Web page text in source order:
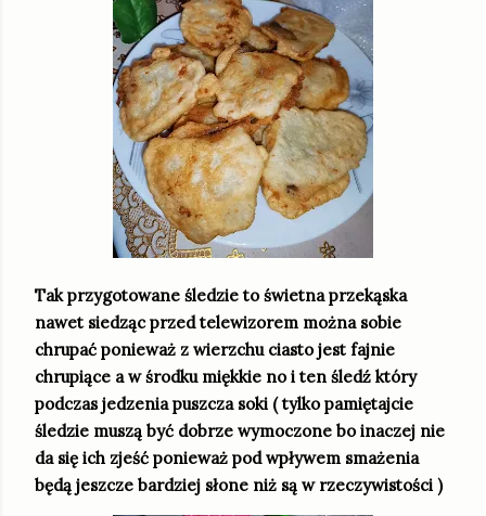
Tak przygotowane śledzie to świetna przekąska
nawet siedząc przed telewizorem można sobie
chrupać ponieważ z wierzchu ciasto jest fajnie
chrupiące a w środku miękkie no i ten śledź który
podczas jedzenia puszcza soki ( tylko pamiętajcie
śledzie muszą być dobrze wymoczone bo inaczej nie
da się ich zjeść ponieważ pod wpływem smażenia
będą jeszcze bardziej słone niż są w rzeczywistości )